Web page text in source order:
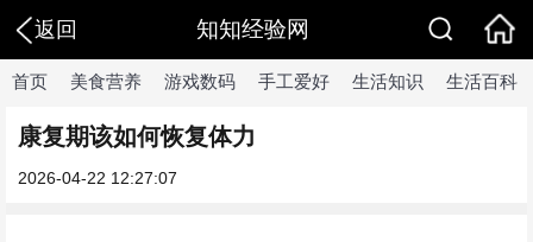
返回 知知经验网
首页 美食营养 游戏数码 手工爱好 生活知识 生活百科
康复期该如何恢复体力
2026-04-22 12:27:07